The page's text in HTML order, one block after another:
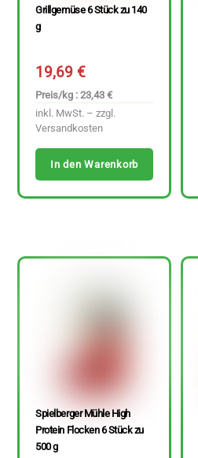
Grillgemüse 6 Stück zu 140
g
19,69€
Preis/kg : 23,43 €
inkl. MwSt. – zzgl.
Versandkosten
In den Warenkorb
Spielberger Mühle High
Protein Flocken 6 Stück zu
500 g